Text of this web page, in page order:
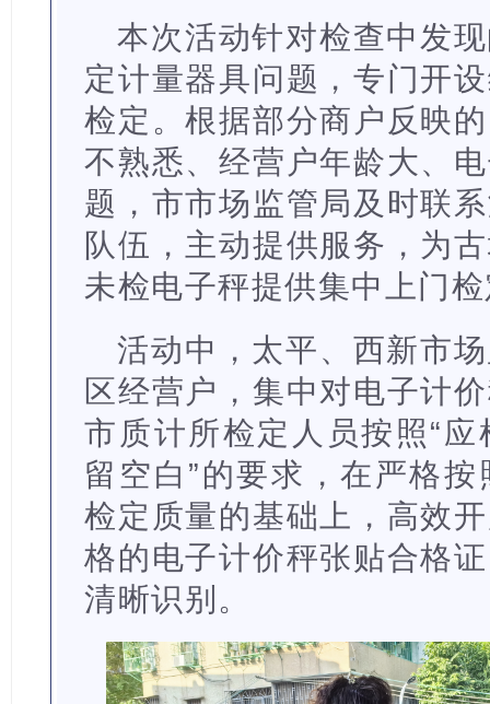
本次活动针对检查中发
定计量器具问题，专门开
检定。根据部分商户反映
不熟悉、经营户年龄大、
题，市市场监管局及时联
队伍，主动提供服务，为
未检电子秤提供集中上门
活动中，太平、西新市
区经营户，集中对电子计
市质计所检定人员按照“
留空白”的要求，在严格
检定质量的基础上，高效
格的电子计价秤张贴合格
清晰识别。